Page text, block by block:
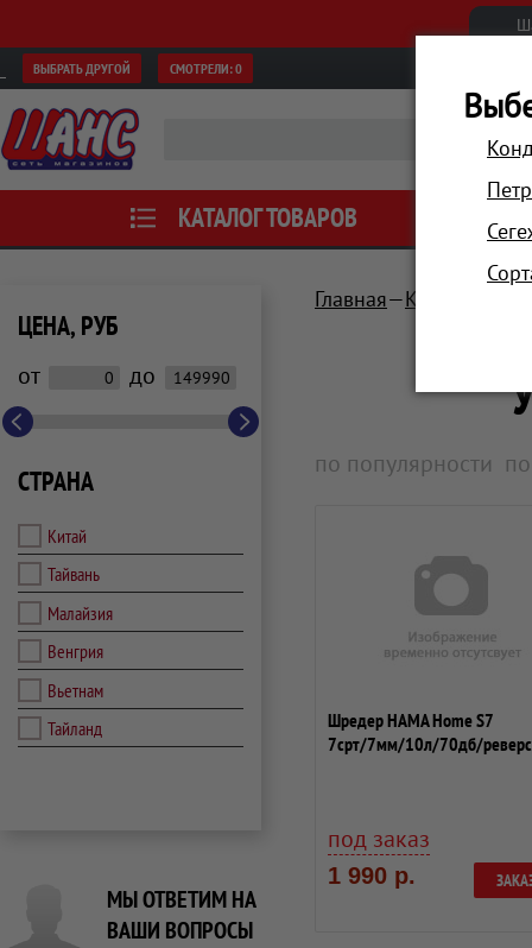
ВЫБРАТЬ ДРУГОЙ СМОТРЕЛИ:0
КАТАЛОГ ТОВАРОВ АКЦИИ
ЦЕНА, РУБ
от до
СТРАНА
Китай
Тайвань
Малайзия
Венгрия
Вьетнам
Тайланд
МЫ ОТВЕТИМ НА
ВАШИ ВОПРОСЫ
Главная Компьютеры
по популярности
Шредер HAMA Home S7
7срт/7мм/10л/70дб/реверс
под заказ
1 990 р.